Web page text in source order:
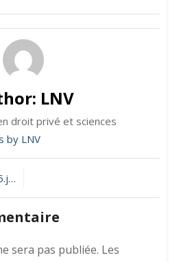
LNV
droit privé et sciences
by LNV
sera pas publiée. Les